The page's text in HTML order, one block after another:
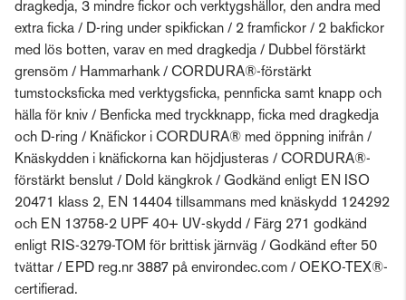
dragkedja, 3 mindre fickor och verktygshällor, den andra med
extra ficka / D-ring under spikfickan / 2 framfickor / 2 bakfickor
med lös botten, varav en med dragkedja / Dubbel förstärkt
grensöm / Hammarhank / CORDURA®-förstärkt
tumstocksficka med verktygsficka, pennficka samt knapp och
hälla för kniv / Benficka med tryckknapp, ficka med dragkedja
och D-ring / Knäfickor i CORDURA® med öppning inifrån /
Knäskydden i knäfickorna kan höjdjusteras / CORDURA®-
förstärkt benslut / Dold kängkrok / Godkänd enligt EN ISO
20471 klass 2, EN 14404 tillsammans med knäskydd 124292
och EN 13758-2 UPF 40+ UV-skydd / Färg 271 godkänd
enligt RIS-3279-TOM för brittisk järnväg / Godkänd efter 50
tvättar / EPD reg.nr 3887 på environdec.com / OEKO-TEX®-
certifierad.